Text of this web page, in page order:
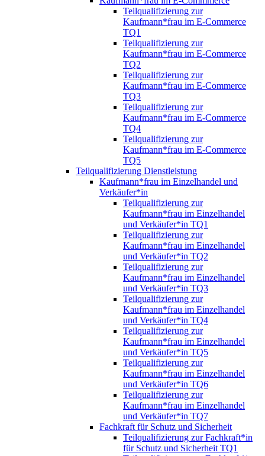
Teilqualifizierung zur
Kaufmann*frau im E-Commerce
TQ1
Teilqualifizierung zur
Kaufmann*frau im E-Commerce
TQ2
Teilqualifizierung zur
Kaufmann*frau im E-Commerce
TQ3
Teilqualifizierung zur
Kaufmann*frau im E-Commerce
TQ4
Teilqualifizierung zur
Kaufmann*frau im E-Commerce
TQ5
Teilqualifizierung Dienstleistung
Kaufmann*frau im Einzelhandel und
Verkäufer*in
Teilqualifizierung zur
Kaufmann*frau im Einzelhandel
und Verkäufer*in TQ1
Teilqualifizierung zur
Kaufmann*frau im Einzelhandel
und Verkäufer*in TQ2
Teilqualifizierung zur
Kaufmann*frau im Einzelhandel
und Verkäufer*in TQ3
Teilqualifizierung zur
Kaufmann*frau im Einzelhandel
und Verkäufer*in TQ4
Teilqualifizierung zur
Kaufmann*frau im Einzelhandel
und Verkäufer*in TQ5
Teilqualifizierung zur
Kaufmann*frau im Einzelhandel
und Verkäufer*in TQ6
Teilqualifizierung zur
Kaufmann*frau im Einzelhandel
und Verkäufer*in TQ7
Fachkraft für Schutz und Sicherheit
Teilqualifizierung zur Fachkraft*in
für Schutz und Sicherheit TQ1